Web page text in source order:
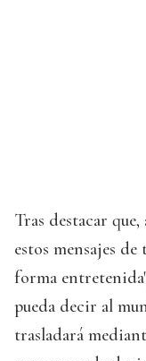
Tras destacar
estos mensajes
forma
pueda decir al
trasladará